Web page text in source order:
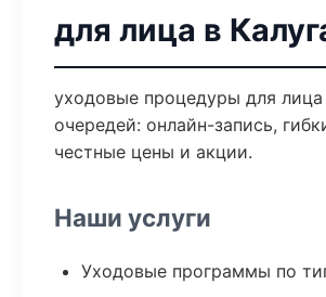
для лица в
уходовые процедуры для лица
очередей: онлайн-запись,
честные цены и акции.
Наши услуги
Уходовые программы по